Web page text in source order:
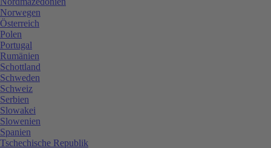
Norwegen
Österreich
Polen
Portugal
Rumänien
Schottland
Schweden
Schweiz
Serbien
Slowakei
Slowenien
Spanien
Tschechische Republik